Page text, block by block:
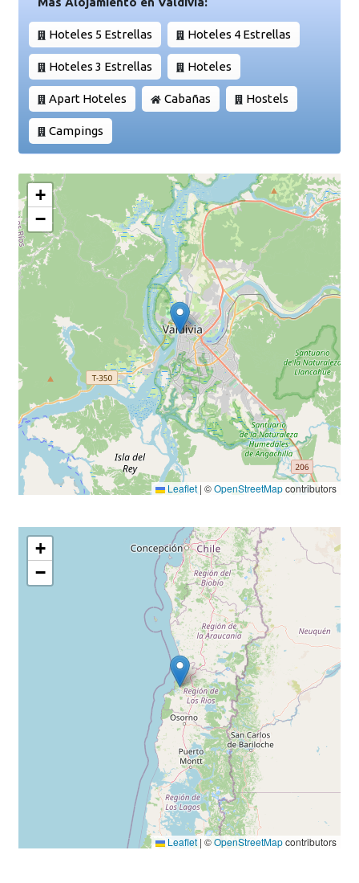
Hoteles 5 Estrellas Hoteles 4 Estrellas
Hoteles 3 Estrellas Hoteles
Apart Hoteles Cabañas Hostels
Campings
+
−
Leaflet | ©OpenStreetMapcontributors
+
−
Leaflet | ©OpenStreetMapcontributors